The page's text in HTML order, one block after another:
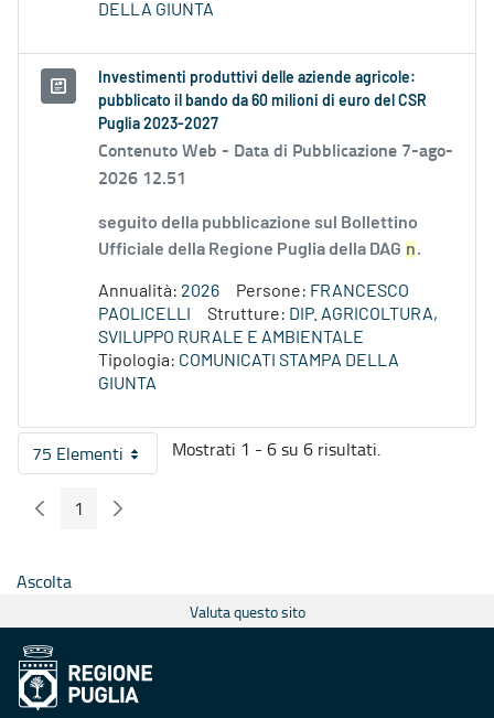
DELLA GIUNTA
Investimenti produttivi delle aziende agricole:
pubblicato il bando da 60 milioni di euro del CSR
Puglia 2023-2027
Contenuto Web - Data di Pubblicazione 7-ago-
2026 12.51
seguito della pubblicazione sul Bollettino
Ufficiale della Regione Puglia della DAG n.
Annualità: 2026 Persone: FRANCESCO
PAOLICELLI
Strutture: DIP. AGRICOLTURA,
SVILUPPO RURALE E AMBIENTALE
Tipologia: COMUNICATI STAMPA DELLA
GIUNTA
75 ElementiPer pagina
Mostrati 1 - 6 su 6 risultati.
Pagina Precedente
Pagina
1 Pagina Seguente
Ascolta
Valuta questo sito